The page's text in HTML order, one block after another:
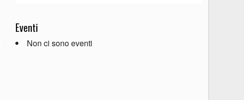
Eventi
Non ci sono eventi